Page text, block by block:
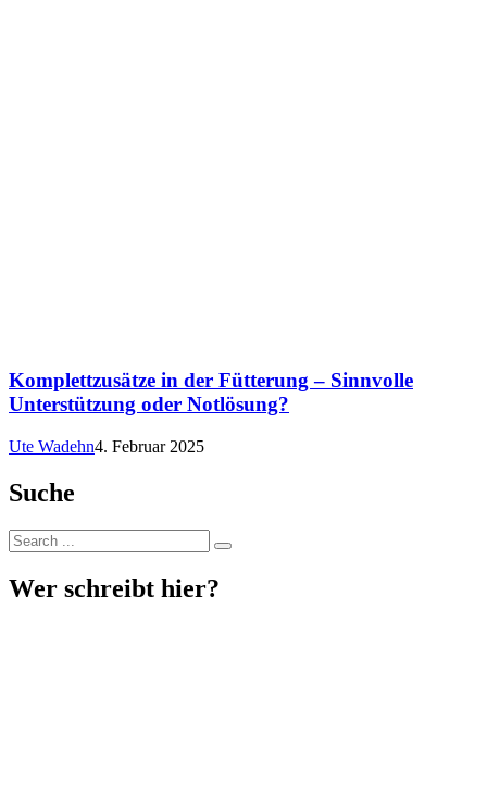
Komplettzusätze in der Fütterung – Sinnvolle
Unterstützung oder Notlösung?
Ute Wadehn4. Februar 2025
Suche
Wer schreibt hier?